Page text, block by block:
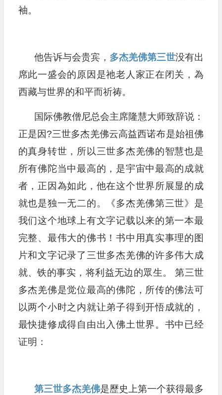
袖。
他告诉与会贵宾， 多杰羌佛第三世没有出
席此一盛会的原因是祂老人家正在闭关，為
西藏与世界的和平而祈祷。
国际佛教僧尼总会主席隆慧大师致辞说：
正是因?三世多杰羌佛云高益西诺布是始祖佛
的真身转世，所以三世多杰羌佛的智慧也是
所有佛陀当中最高的，是宇宙中最高的成就
者，正因為如此，他在这个世界所展显的成
就也是独一无二的。《多杰羌佛第三世》是
我们这个地球上有文字记载以来的第一本最
完整、最伟大的佛书！书中用真实事理的图
片和文字记录了三世多杰羌佛的许多伟大成
就、铁的事实，将利益无边的眾生。 第三世
多杰羌佛是觉位最高的佛陀，所传的佛法可
以两个小时之内就让弟子得到开悟成就的，
最快捷修成得自由出入佛土世界。书中已经
证明：
第三世多杰羌佛是歷史上第一个获得最多